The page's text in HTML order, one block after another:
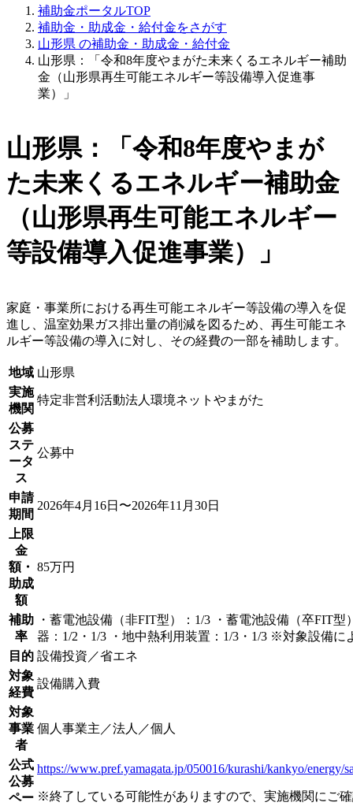
補助金ポータルTOP
補助金・助成金・給付金をさがす
山形県 の補助金・助成金・給付金
山形県：「令和8年度やまがた未来くるエネルギー補助
金（山形県再生可能エネルギー等設備導入促進事
業）」
山形県：「令和8年度やまが
た未来くるエネルギー補助金
（山形県再生可能エネルギー
等設備導入促進事業）」
家庭・事業所における再生可能エネルギー等設備の導入を促
進し、温室効果ガス排出量の削減を図るため、再生可能エネ
ルギー等設備の導入に対し、その経費の一部を補助します。
地域 山形県
実施
機関
特定非営利活動法人環境ネットやまがた
公募
ステ
ータ
ス
公募中
申請
期間
2026年4月16日〜2026年11月30日
上限
金
額・
助成
額
85万円
補助
率
・蓄電池設備（非FIT型）：1/3 ・蓄電池設備（卒FIT
器：1/2・1/3 ・地中熱利用装置：1/3・1/3 ※対象設備に
目的 設備投資／省エネ
対象
経費
設備購入費
対象
事業
者
個人事業主／法人／個人
公式
公募
ペー
https://www.pref.yamagata.jp/050016/kurashi/kankyo/energy/
※終了している可能性がありますので、実施機関にご